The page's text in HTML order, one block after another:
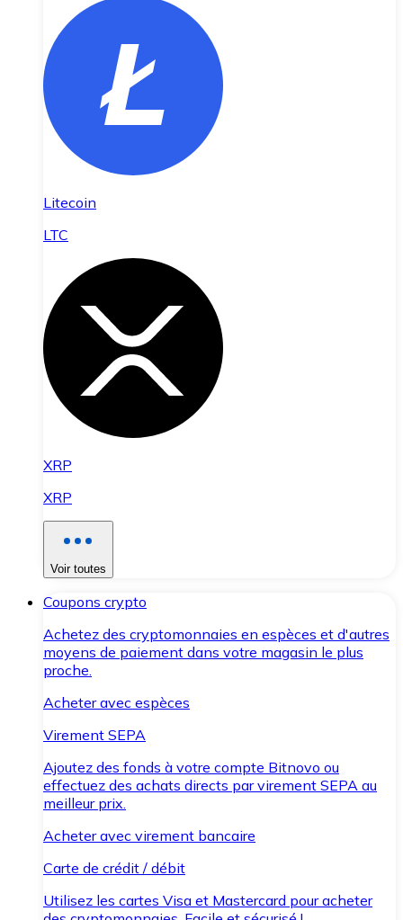
Litecoin
LTC
XRP
XRP
Voir toutes
Coupons crypto
Achetez des cryptomonnaies en espèces et d'autres
moyens de paiement dans votre magasin le plus
proche.
Acheter avec espèces
Virement SEPA
Ajoutez des fonds à votre compte Bitnovo ou
effectuez des achats directs par virement SEPA au
meilleur prix.
Acheter avec virement bancaire
Carte de crédit / débit
Utilisez les cartes Visa et Mastercard pour acheter